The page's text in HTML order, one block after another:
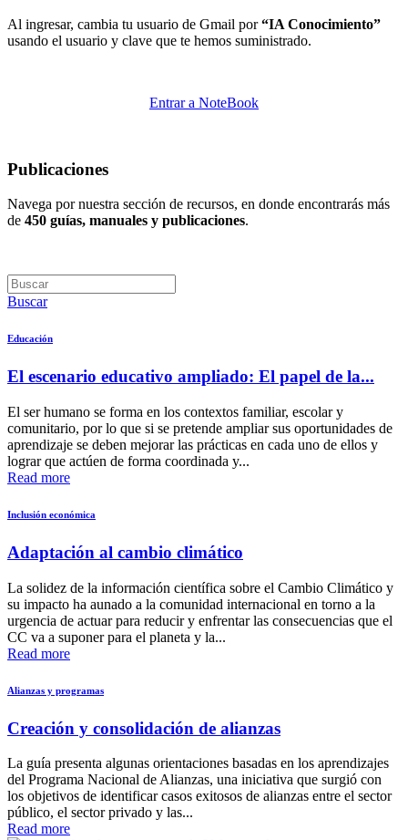
Al ingresar, cambia tu usuario de Gmail por“IA Conocimiento”
usando el usuario y clave que te hemos suministrado.
Entrar a NoteBook
Publicaciones
Navega por nuestra sección de recursos, en donde encontrarás más
de 450 guías, manuales y publicaciones.
Buscar
Educación
El escenario educativo ampliado: El papel de la...
El ser humano se forma en los contextos familiar, escolar y
comunitario, por lo que si se pretende ampliar sus oportunidades de
aprendizaje se deben mejorar las prácticas en cada uno de ellos y
lograr que actúen de forma coordinada y...
Read more
Inclusión económica
Adaptación al cambio climático
La solidez de la información científica sobre el Cambio Climático y
su impacto ha aunado a la comunidad internacional en torno a la
urgencia de actuar para reducir y enfrentar las consecuencias que el
CC va a suponer para el planeta y la...
Read more
Alianzas y programas
Creación y consolidación de alianzas
La guía presenta algunas orientaciones basadas en los aprendizajes
del Programa Nacional de Alianzas, una iniciativa que surgió con
los objetivos de identificar casos exitosos de alianzas entre el sector
público, el sector privado y las...
Read more